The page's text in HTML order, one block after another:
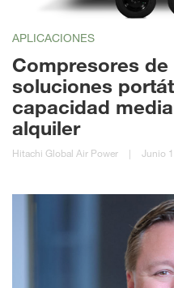
APLICACIONES
Compresores
soluciones
capacidad
alquiler
Hitachi Global Air Power | Junio